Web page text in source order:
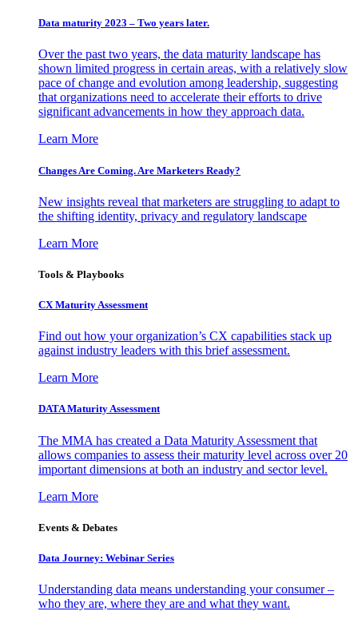
Data maturity 2023 – Two years later.
Over the past two years, the data maturity landscape has
shown limited progress in certain areas, with a relatively slow
pace of change and evolution among leadership, suggesting
that organizations need to accelerate their efforts to drive
significant advancements in how they approach data.
Learn More
Changes Are Coming. Are Marketers Ready?
New insights reveal that marketers are struggling to adapt to
the shifting identity, privacy and regulatory landscape
Learn More
Tools & Playbooks
CX Maturity Assessment
Find out how your organization’s CX capabilities stack up
against industry leaders with this brief assessment.
Learn More
DATA Maturity Assessment
The MMA has created a Data Maturity Assessment that
allows companies to assess their maturity level across over 20
important dimensions at both an industry and sector level.
Learn More
Events & Debates
Data Journey: Webinar Series
Understanding data means understanding your consumer –
who they are, where they are and what they want.